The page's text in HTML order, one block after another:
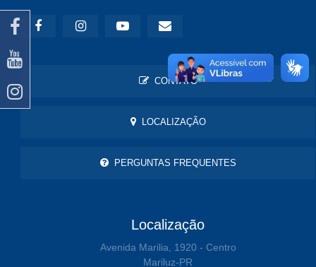
CONTATO
LOCALIZAÇÃO
PERGUNTAS FREQUENTES
Localização
Avenida Marilia, 1920 - Centro
Mariluz-PR